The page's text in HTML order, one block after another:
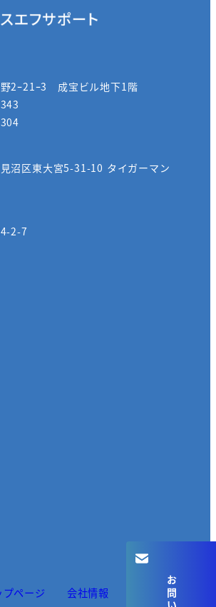
2ｰ21ｰ3 成宝ビル地下1階
沼区東大宮5-31-10 タイガーマン
2-7
プページ 会社情報